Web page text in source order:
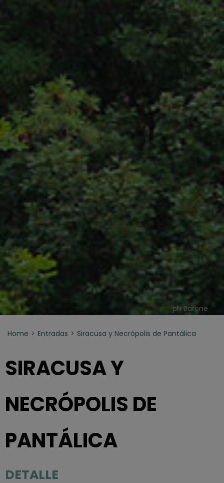
ph Barone
Home Entradas Siracusa y Necrópolis de Pantálica
SIRACUSA Y
NECRÓPOLIS DE
PANTÁLICA
DETALLE